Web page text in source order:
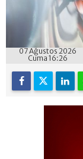
07 Ağustos 2026
Cuma 16:26